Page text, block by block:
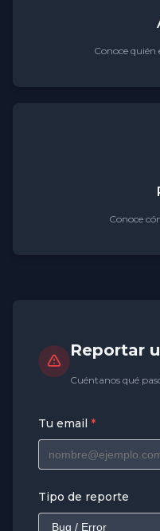
Conoce quién
Conoce
Reportar
Cuéntanos qué
Tu email *
Tipo de reporte